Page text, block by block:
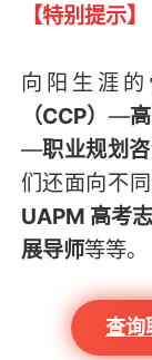
【特别提示】
向阳生涯
（CCP） —
—职业规划咨
们还面向不
UAPM 高考
展导师等等。
查询